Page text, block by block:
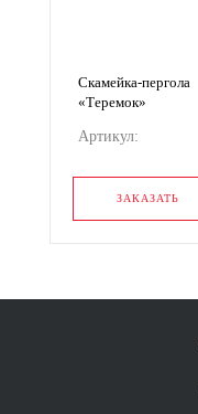
Скамейка-пергола
«Теремок»
Артикул:
ЗАКАЗАТЬ